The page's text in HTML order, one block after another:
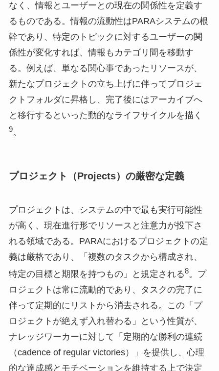
なく、情報とユーザーとの現在の関係性を定義す
るものである。情報の流動性はPARAシステムの根
幹であり、特定のトピックに対するユーザーの関
係性が変化すれば、情報もカテゴリ間を移動す
る。例えば、単なる関心事であったリソースが、
新たなプロジェクトの立ち上げに伴ってプロジェ
クトフォルダに昇格し、完了後にはアーカイブへ
と移行するといった動的なライフサイクルを描く
9。
プロジェクト（Projects）の厳密な定義
プロジェクトは、システムの中で最も実行可能性
が高く、現在進行形でリソースと注意力が投下さ
れる領域である。PARAにおけるプロジェクトの定
義は厳格であり、「複数のタスクから構成され、
特定の目標と期限を持つもの」と規定される8。プ
ロジェクトは常に流動的であり、タスクの完了に
伴って定期的にリストから消去される。この「プ
ロジェクトが絶えず入れ替わる」という性質が、
ナレッジワーカーに対して「定期的な勝利の連続
（cadence of regular victories）」を提供し、心理
的な達成感とモチベーションを維持する上で決定